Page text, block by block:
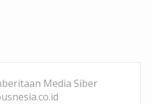
Media Siber